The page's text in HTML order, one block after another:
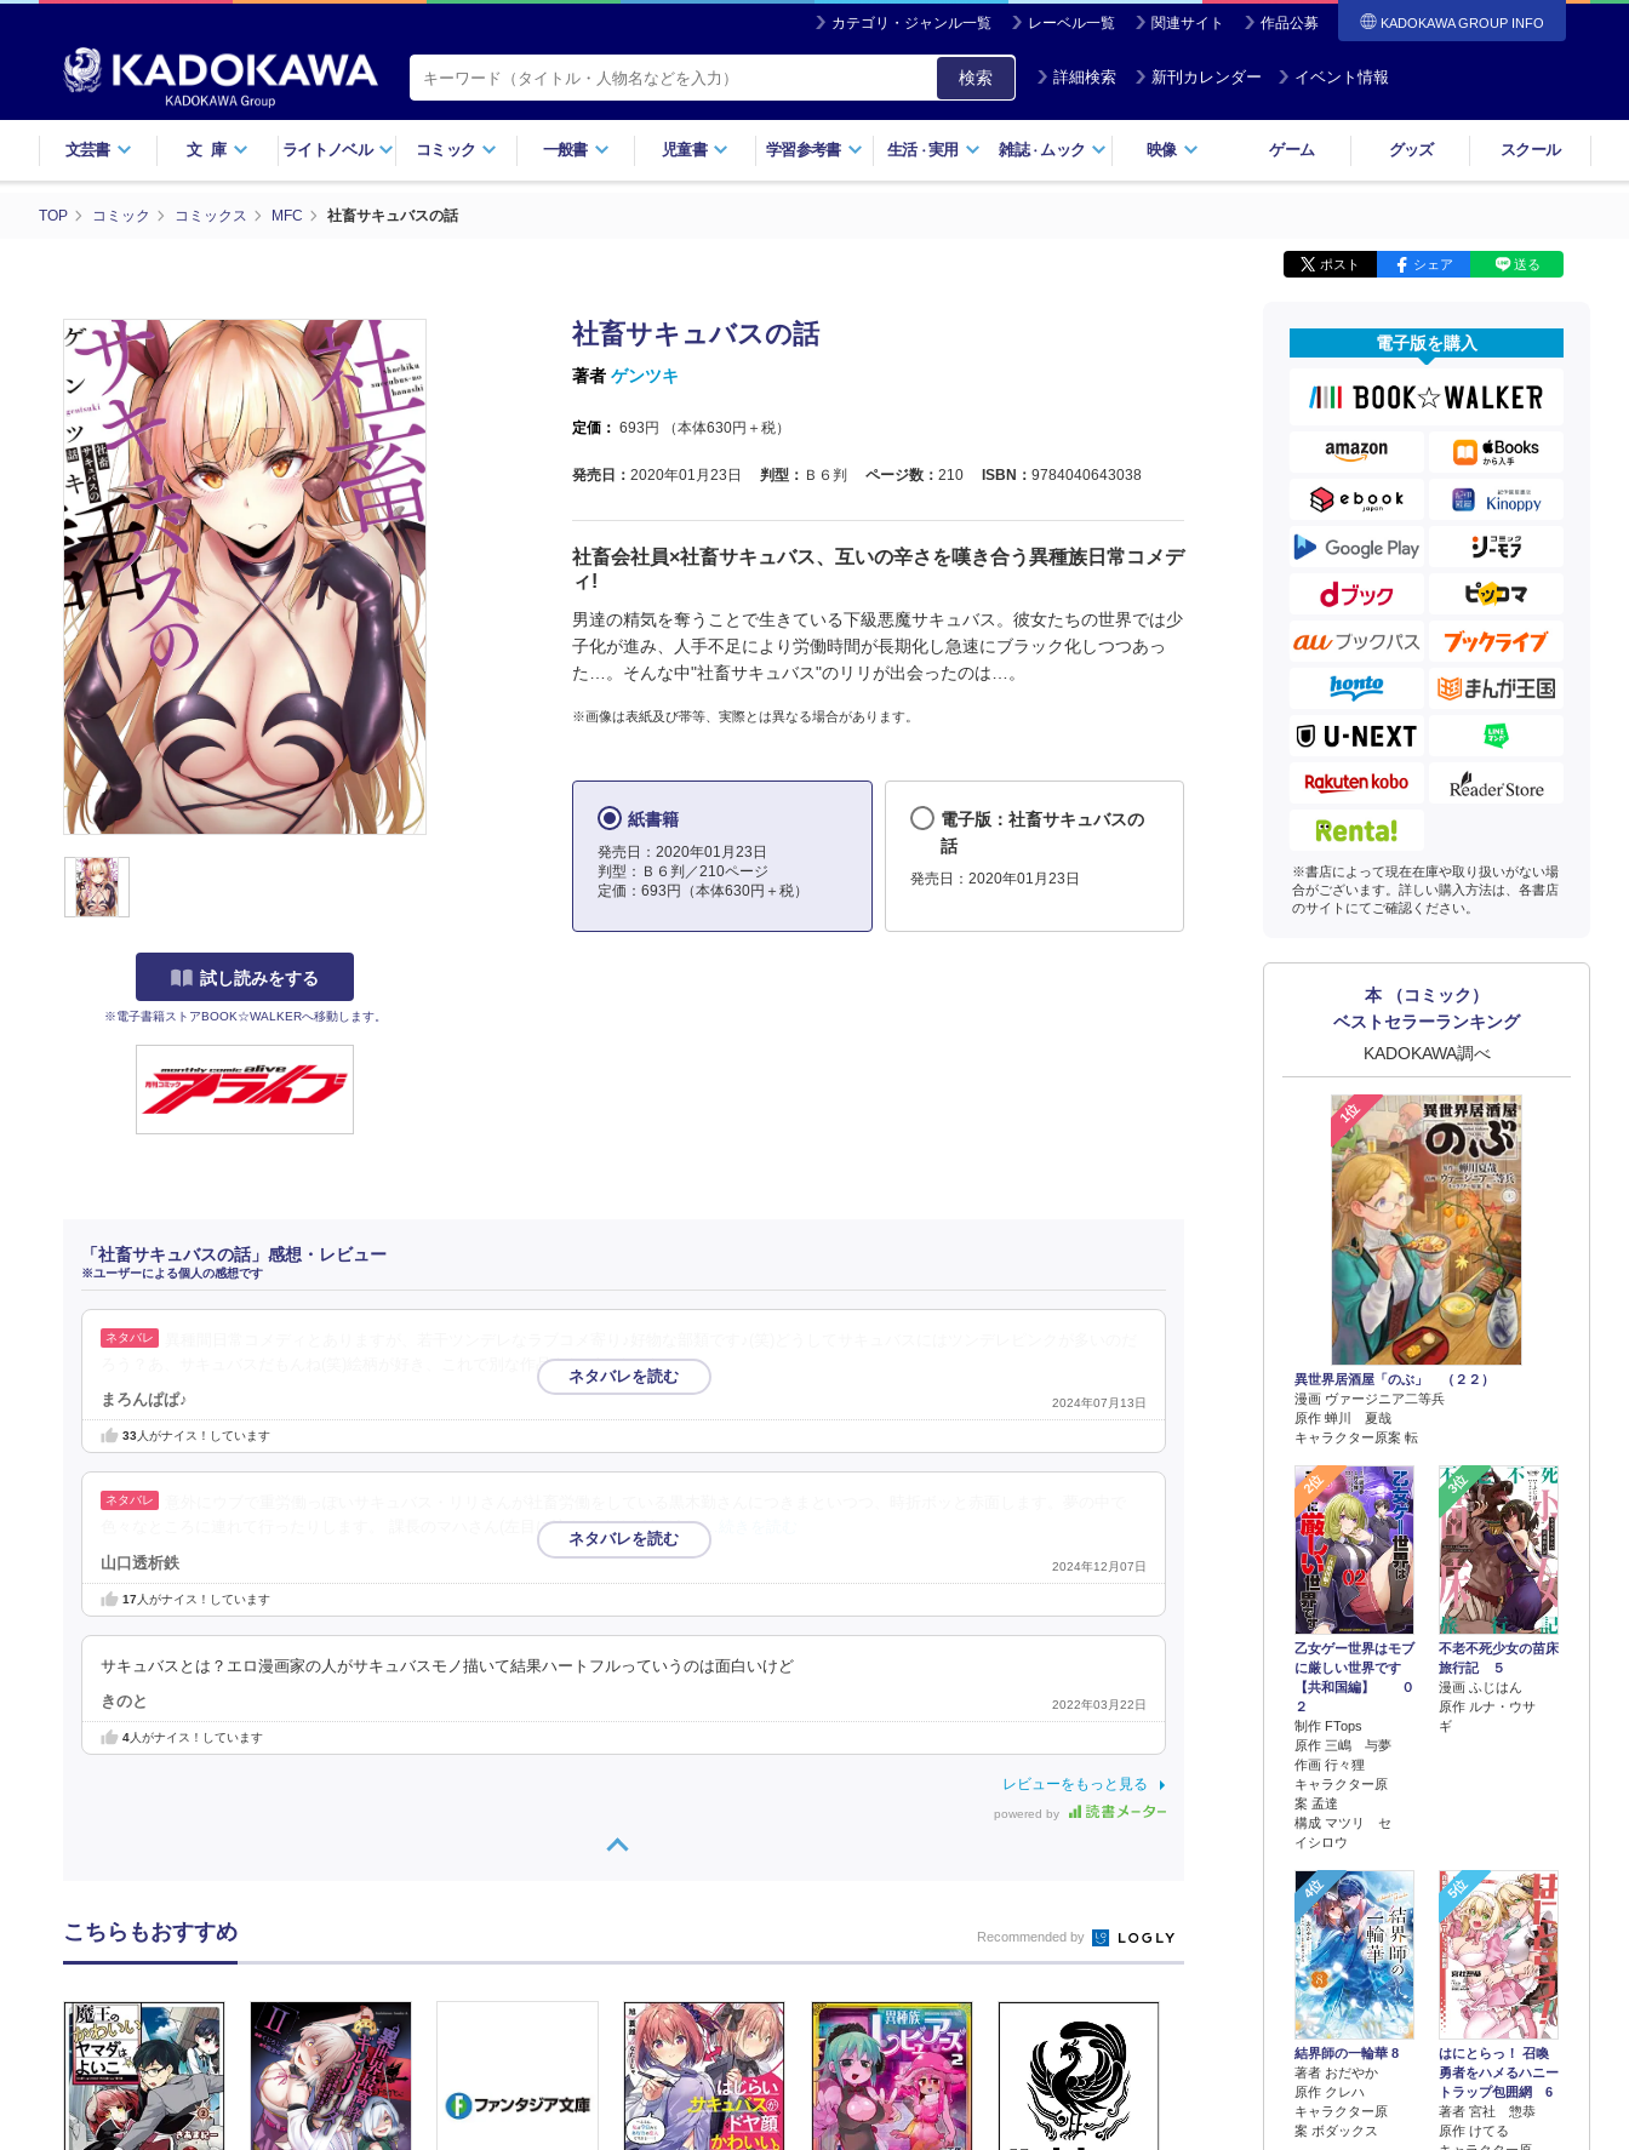
カテゴリ・ジャンル一覧 レーベル一覧 関連サイト 作品公募 KADOKAWA GROUP INFO
検索 詳細検索 新刊カレンダー イベント情報
文芸書 文庫 ライトノベル コミック 一般書 児童書 学習参考書 生活・実用 雑誌・ ムック 映像 ゲーム グッズ スクール
TOP コミック コミックス MFC 社畜サキュバスの話
ポスト シェア 送る
試し読みをする
※電子書籍ストアBOOK☆WALKERへ移動します。
社畜サキュバスの話
著者 ゲンツキ
定価： 693 円 （本体630円＋税）
発売日： 2020年01月23日 判型： Ｂ６判 ページ数： 210 ISBN： 9784040643038
社畜会社員×社畜サキュバス、互いの辛さを嘆き合う異種族日常コメデ
ィ!
男達の精気を奪うことで生きている下級悪魔サキュバス。彼女たちの世界では少
子化が進み、人手不足により労働時間が長期化し急速にブラック化しつつあっ
た…。そんな中"社畜サキュバス"のリリが出会ったのは…。
※画像は表紙及び帯等、実際とは異なる場合があります。
紙書籍
発売日：2020年01月23日
判型：Ｂ６判／210ページ
定価：693円（本体630円＋税）
電子版：社畜サキュバスの
話
発売日：2020年01月23日
「社畜サキュバスの話」感想・レビュー
※ユーザーによる個人の感想です
ろう？あ、サキュバスだもんね(笑)絵柄が好き、これで別な作品あればいくかも♪
まろんぱぱ♪ 2024年07月13日
33人がナイス！しています
色々なところに連れて行ったりします。 課長のマハさん(左目に泣きぼくろがある)や …続きを読む
山口透析鉄 2024年12月07日
17人がナイス！しています
サキュバスとは？エロ漫画家の人がサキュバスモノ描いて結果ハートフルっていうのは面白いけど
きのと 2022年03月22日
4人がナイス！しています
レビューをもっと見る
powered by
電子版を購入
※書店によって現在在庫や取り扱いがない場
合がございます。詳しい購入方法は、各書店
のサイトにてご確認ください。
本 （コミック）
ベストセラーランキング
KADOKAWA調べ
1位
異世界居酒屋「のぶ」 （２２）
漫画 ヴァージニア二等兵
原作 蝉川 夏哉
キャラクター原案 転
2位
乙女ゲー世界はモブ
に厳しい世界です
【共和国編】 ０
２
制作 FTops
原作 三嶋 与夢
作画 行々狸
キャラクター原
案 孟達
構成 マツリ セ
イシロウ
3位
不老不死少女の苗床
旅行記 ５
漫画 ふじはん
原作 ルナ・ウサ
ギ
4位
結界師の一輪華 8
著者 おだやか
原作 クレハ
キャラクター原
案 ボダックス
5位
はにとらっ！ 召喚
勇者をハメるハニー
トラップ包囲網 6
著者 宮社 惣恭
原作 けてる
こちらもおすすめ Recommended by